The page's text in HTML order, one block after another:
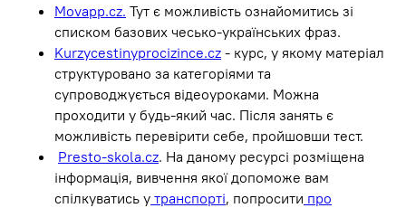
Movapp.cz. Тут є можливість ознайомитись зі
списком базових чесько-українських фраз.
Kurzycestinyprocizince.cz - курс, у якому матеріал
структуровано за категоріями та
супроводжується відеоуроками. Можна
проходити у будь-який час. Після занять є
можливість перевірити себе, пройшовши тест.
Presto-skola.cz. На даному ресурсі розміщена
інформація, вивчення якої допоможе вам
спілкуватись у транспорті, попросити про